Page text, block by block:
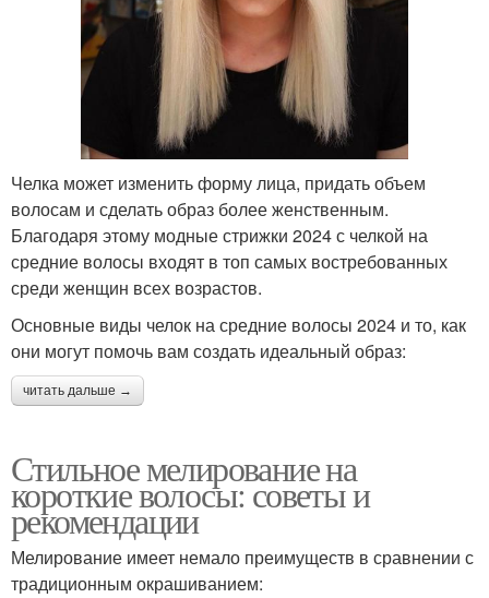
Челка может изменить форму лица, придать объем
волосам и сделать образ более женственным.
Благодаря этому модные стрижки 2024 с челкой на
средние волосы входят в топ самых востребованных
среди женщин всех возрастов.
Основные виды челок на средние волосы 2024 и то, как
они могут помочь вам создать идеальный образ:
читать дальше →
Стильное мелирование на
короткие волосы: советы и
рекомендации
Мелирование имеет немало преимуществ в сравнении с
традиционным окрашиванием: